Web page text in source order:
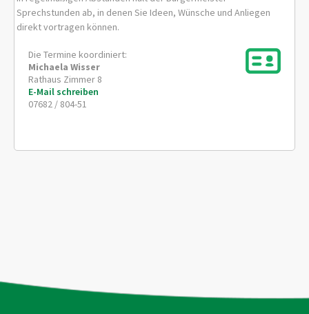
Sprechstunden ab, in denen Sie Ideen, Wünsche und Anliegen
direkt vortragen können.
Die Termine koordiniert:
Michaela Wisser
Rathaus Zimmer 8
E-Mail schreiben
07682 / 804-51